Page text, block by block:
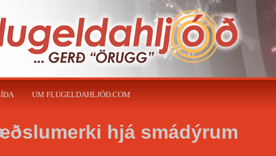
UM FLUGELDAHLJÓÐ.COM
hjá smádýrum